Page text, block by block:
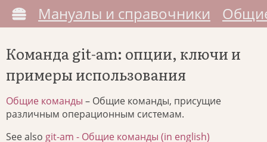
Мануалы и справочники
Команда git-am: опции, ключи и
примеры использования
Общие команды – Общие команды, присущие
различным операционным системам.
See also git-am - Общие команды (in english)